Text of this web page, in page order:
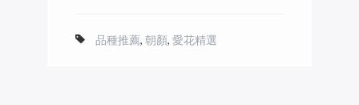
品種推薦, 朝顏, 愛花精選